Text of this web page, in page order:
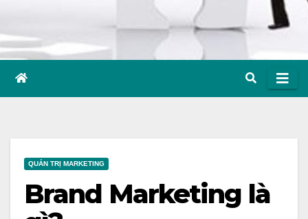
QUẢN TRỊ MARKETING
Brand Marketing là